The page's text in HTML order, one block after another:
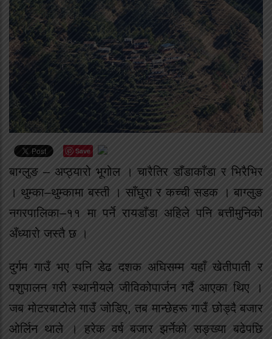
Save
बाग्लुङ – अप्ठ्यारो भूगोल । चारैतिर डाँडाकाँडा र भिरैभिर
। थुम्का–थुम्कामा बस्ती । साँघुरा र कच्ची सडक । बाग्लुङ
नगरपालिका–११ मा पर्ने रायडाँडा अहिले पनि बत्तीमुनिको
अँध्यारो जस्तै छ ।
दुर्गम गाउँ भए पनि डेढ दशक अघिसम्म यहाँ खेतीपाती र
पशुपालन गरी स्थानीयले जीविकोपार्जन गर्दै आएका थिए ।
जब मोटरबाटोले गाउँ जोडिए, तब मान्छेहरू गाउँ छोड्दै बजार
ओर्लिन थाले । हरेक वर्ष बजार झर्नेको सङ्ख्या बढेपछि